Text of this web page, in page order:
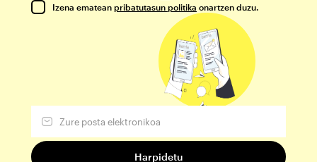
Izena ematean pribatutasun politika onartzen duzu.